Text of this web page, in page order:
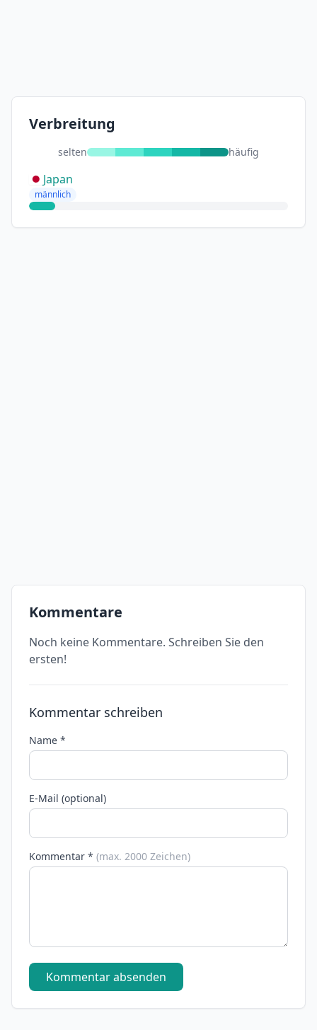
Verbreitung
selten häufig
Japan
männlich
Kommentare
Noch keine Kommentare. Schreiben Sie den
ersten!
Kommentar schreiben
Name *
E-Mail (optional)
Kommentar * (max. 2000 Zeichen)
Kommentar absenden